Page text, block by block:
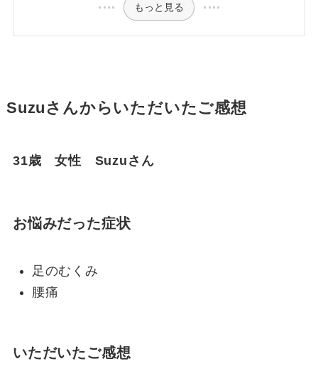
もっと見る
Suzuさんからいただいたご感想
31歳 女性 Suzuさん
お悩みだった症状
足のむくみ
腰痛
いただいたご感想